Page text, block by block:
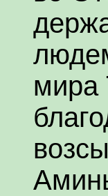
мира